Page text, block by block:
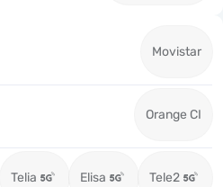
Movistar
Orange CI
Telia Elisa Tele2